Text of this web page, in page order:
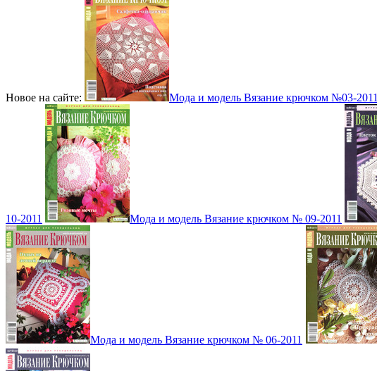
Новое на сайте: Мода и модель Вязание крючком №03-2011
10-2011 Мода и модель Вязание крючком № 09-2011
Мода и модель Вязание крючком № 06-2011